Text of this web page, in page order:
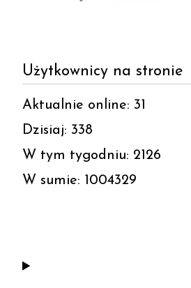
Użytkownicy na stronie
Aktualnie online: 31
Dzisiaj: 338
W tym tygodniu: 2126
W sumie: 1004329